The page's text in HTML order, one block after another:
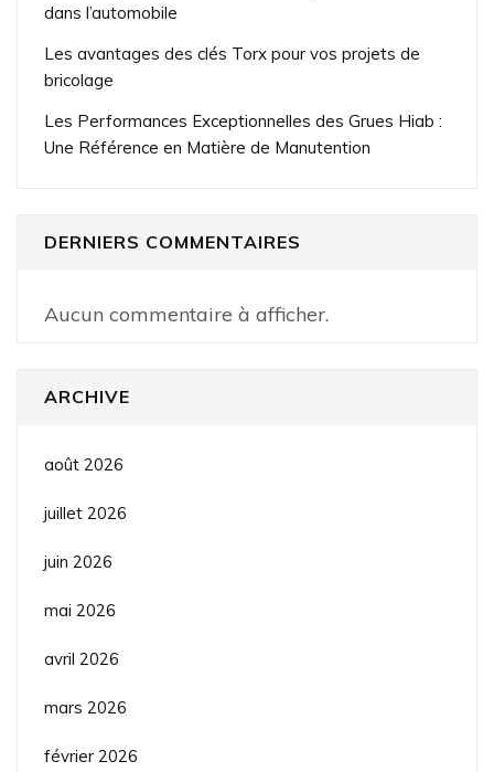
dans l’automobile
Les avantages des clés Torx pour vos projets de
bricolage
Les Performances Exceptionnelles des Grues Hiab :
Une Référence en Matière de Manutention
DERNIERS COMMENTAIRES
Aucun commentaire à afficher.
ARCHIVE
août 2026
juillet 2026
juin 2026
mai 2026
avril 2026
mars 2026
février 2026